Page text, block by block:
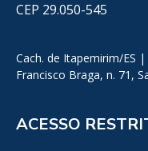
CEP 29.050-545
Cach. de Itapemirim/ES
Francisco Braga, n. 71,
ACESSO